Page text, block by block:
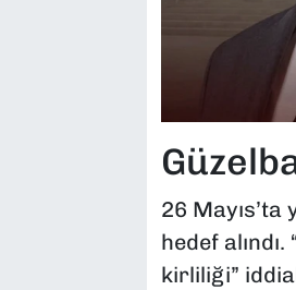
26
hedef
kirliliği”